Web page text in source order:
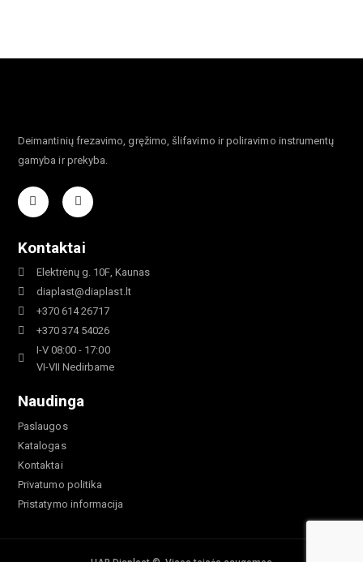
Deimantinių frezavimo, gręžimo, šlifavimo ir poliravimo instrumentų
gamyba ir prekyba.
Kontaktai
Elektrėnų g. 10F, Kaunas
diaplast@diaplast.lt
+370 614 26717
+370 374 54026
I-V 08:00 - 17:00
VI-VII Nedirbame
Naudinga
Paslaugos
Katalogas
Kontaktai
Privatumo politika
Pristatymo informacija